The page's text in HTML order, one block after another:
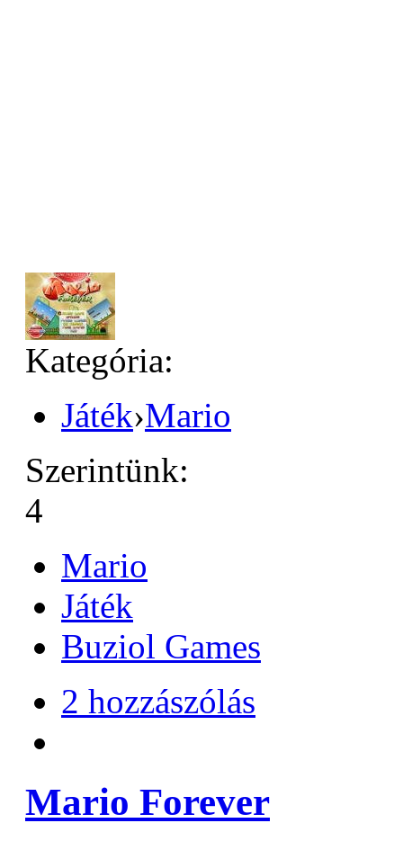
Kategória:
Játék›Mario
Szerintünk:
4
Mario
Játék
Buziol Games
2 hozzászólás
Mario Forever